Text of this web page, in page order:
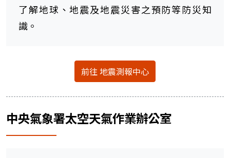
了解地球、地震及地震災害之預防等防災知
識。
前往 地震測報中心
中央氣象署太空天氣作業辦公室